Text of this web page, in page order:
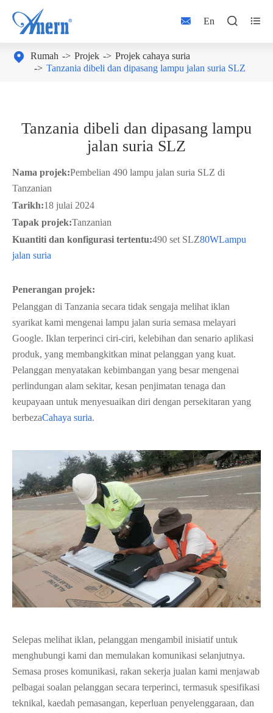
 En  
 Rumah Projek
Projek cahaya suria
Tanzania dibeli dan dipasang lampu jalan suria SLZ
Tanzania dibeli dan dipasang lampu
jalan suria SLZ
Nama projek:Pembelian 490 lampu jalan suria SLZ di
Tanzanian
Tarikh:18 julai 2024
Tapak projek:Tanzanian
Kuantiti dan konfigurasi tertentu:490 set SLZ80WLampu
jalan suria
Penerangan projek:
Pelanggan di Tanzania secara tidak sengaja melihat iklan
syarikat kami mengenai lampu jalan suria semasa melayari
Google. Iklan terperinci ciri-ciri, kelebihan dan senario aplikasi
produk, yang membangkitkan minat pelanggan yang kuat.
Pelanggan menyatakan kebimbangan yang besar mengenai
perlindungan alam sekitar, kesan penjimatan tenaga dan
keupayaan untuk menyesuaikan diri dengan persekitaran yang
berbezaCahaya suria.
Selepas melihat iklan, pelanggan mengambil inisiatif untuk
menghubungi kami dan memulakan komunikasi selanjutnya.
Semasa proses komunikasi, rakan sekerja jualan kami menjawab
pelbagai soalan pelanggan secara terperinci, termasuk spesifikasi
teknikal, kaedah pemasangan, keperluan penyelenggaraan, dan